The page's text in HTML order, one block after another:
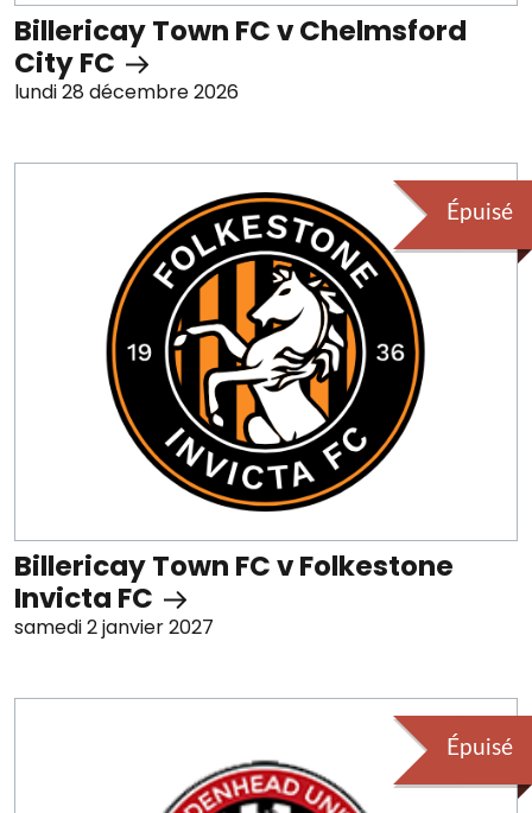
Billericay Town FC v Chelmsford
City FC
lundi 28 décembre 2026
Épuisé
Billericay Town FC v Folkestone
Invicta FC
samedi 2 janvier 2027
Épuisé